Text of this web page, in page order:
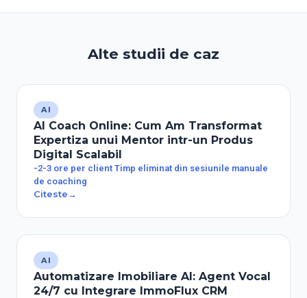
Alte studii de caz
AI
AI Coach Online: Cum Am Transformat
Expertiza unui Mentor intr-un Produs
Digital Scalabil
-2-3 ore per client Timp eliminat din sesiunile manuale
de coaching
Citeste→
AI
Automatizare Imobiliare AI: Agent Vocal
24/7 cu Integrare ImmoFlux CRM